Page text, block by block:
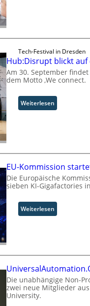
r
c
h
:
r
e
n
k
t
f
ü
r
p
s
n
a
h
e
Tech-Festival in Dresden
Hub:Disrupt blickt
Am 30. September
dem Motto ‚We connect.
Weiterlesen:
H
s
r
u
b
a
u
f
EU-Kommission
Die Europäische
sieben KI-Gigafactories
Weiterlesen:
E
o
m
i
s
Die unabhängige Non-
zwei neue Mitglieder
University.